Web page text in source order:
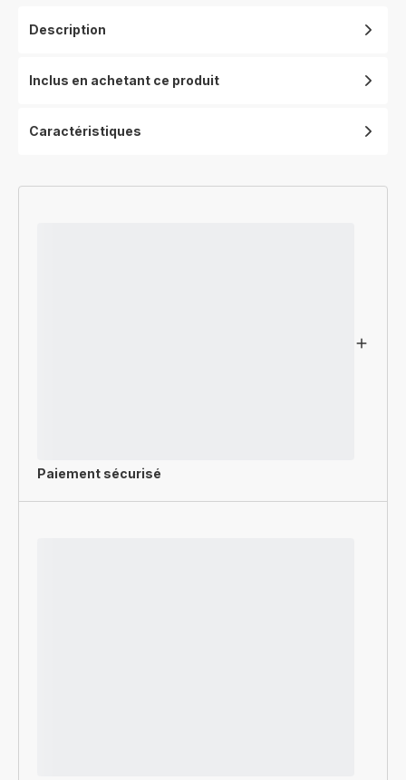
Description
Inclus en achetant ce produit
Caractéristiques
Paiement sécurisé